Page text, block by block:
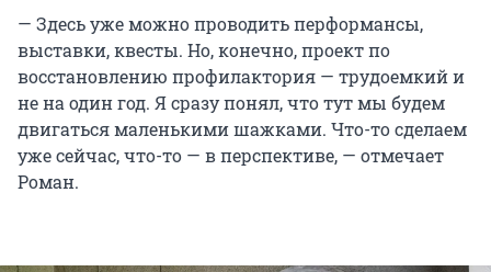
— Здесь уже можно проводить перформансы,
выставки, квесты. Но, конечно, проект по
восстановлению профилактория — трудоемкий и
не на один год. Я сразу понял, что тут мы будем
двигаться маленькими шажками. Что-то сделаем
уже сейчас, что-то — в перспективе, — отмечает
Роман.